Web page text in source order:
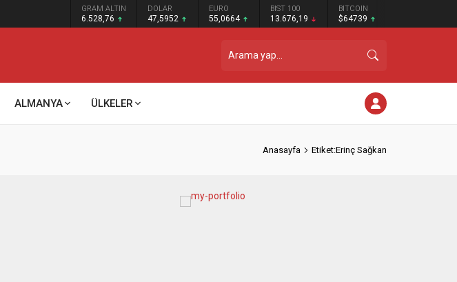
GRAM ALTIN
6.528,76
DOLAR
47,5952
EURO
55,0664
BIST 100
13.676,19
BITCOIN
$64739
ALMANYA ÜLKELER
Anasayfa Etiket:Erinç Sağkan